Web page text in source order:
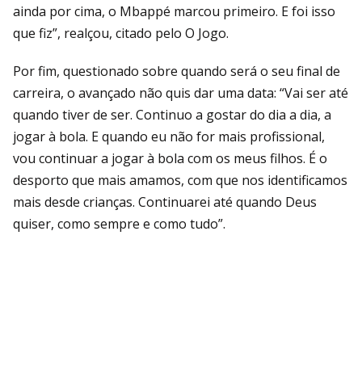
ainda por cima, o Mbappé marcou primeiro. E foi isso
que fiz”, realçou, citado pelo O Jogo.
Por fim, questionado sobre quando será o seu final de
carreira, o avançado não quis dar uma data: “Vai ser até
quando tiver de ser. Continuo a gostar do dia a dia, a
jogar à bola. E quando eu não for mais profissional,
vou continuar a jogar à bola com os meus filhos. É o
desporto que mais amamos, com que nos identificamos
mais desde crianças. Continuarei até quando Deus
quiser, como sempre e como tudo”.